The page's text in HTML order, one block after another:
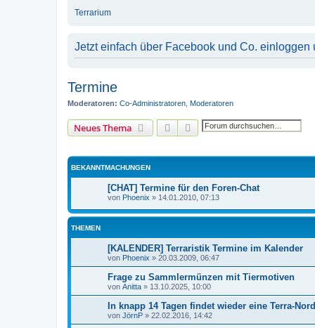
Terrarium
Jetzt einfach über Facebook und Co. einloggen
Termine
Moderatoren: Co-Administratoren Moderatoren
Neues Thema Suche Erweiterte Suche
BEKANNTMACHUNGEN
[CHAT] Termine für den Foren-Chat
von Phoenix » 14.01.2010, 07:13
THEMEN
[KALENDER] Terraristik Termine im Kalender
von Phoenix » 20.03.2009, 06:47
Frage zu Sammlermünzen mit Tiermotiven
von Anitta » 13.10.2025, 10:00
In knapp 14 Tagen findet wieder eine Terra-
von JörnP » 22.02.2016, 14:42